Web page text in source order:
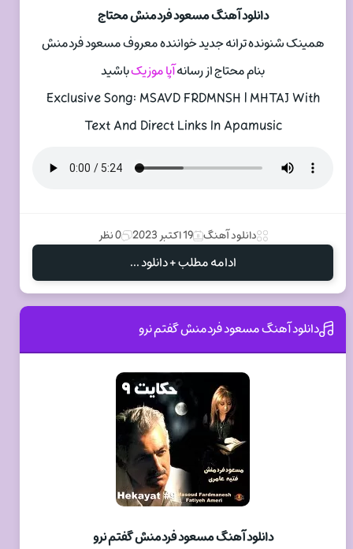
دانلود آهنگ مسعود فردمنش محتاج
همینک شنونده ترانه جدید خواننده معروف مسعود فردمنش
بنام محتاج از رسانهآپا موزیکباشید
Exclusive Song: MSAVD FRDMNSH | MHTAJ With
Text And Direct Links In Apamusic
دانلود آهنگ 19 اکتبر 2023 0 نظر
ادامه مطلب + دانلود ...
دانلود آهنگ مسعود فردمنش گفتم نرو
دانلود آهنگ مسعود فردمنش گفتم نرو